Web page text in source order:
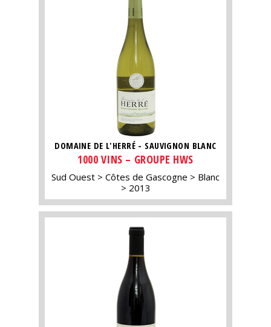
DOMAINE DE L'HERRÉ - SAUVIGNON BLANC
1000 VINS – GROUPE HWS
Sud Ouest Côtes de Gascogne
Blanc
2013